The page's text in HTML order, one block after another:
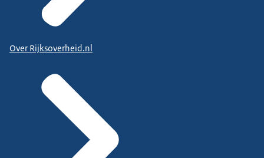
Over Rijksoverheid.nl